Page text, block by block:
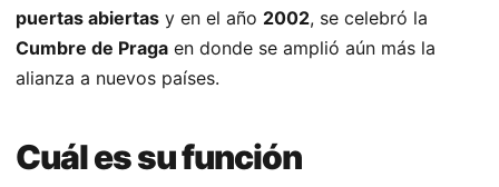
puertas abiertas y en el año 2002, se celebró la
Cumbre de Praga en donde se amplió aún más la
alianza a nuevos países.
Cuál es su función